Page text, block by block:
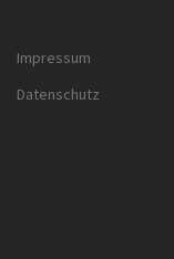
Impressum
Datenschutz